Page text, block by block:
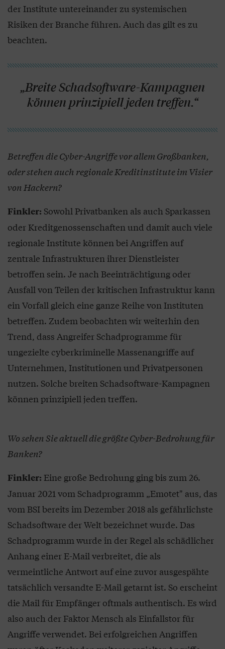
der Institute untereinander zu systemischen
Risiken der Branche führen. Auch das gilt es zu
beachten.
„Breite Schadsoftware-Kampagnen
können prinzipiell jeden treffen.“
Betreffen die Cyber-Angriffe vor allem Großbanken,
oder stehen auch regionale Kreditinstitute im Visier
von Hackern?
Finkler: Sowohl Privatbanken als auch Sparkassen
oder Kreditgenossenschaften und damit auch viele
regionale Institute können bei Angriffen auf
zentrale Infrastrukturen ihrer Dienstleister
betroffen sein. Je nach Beeinträchtigung oder
Ausfall von Teilen der kritischen Infrastruktur kann
ein Vorfall gleich eine ganze Reihe von Instituten
betreffen. Zudem beobachten wir weiterhin den
Trend, dass Angreifer Schadprogramme für
ungezielte cyberkriminelle Massenangriffe auf
Unternehmen, Institutionen und Privatpersonen
nutzen. Solche breiten Schadsoftware-Kampagnen
können prinzipiell jeden treffen.
Wo sehen Sie aktuell die größte Cyber-Bedrohung für
Banken?
Finkler: Eine große Bedrohung ging bis zum 26.
Januar 2021 vom Schadprogramm „Emotet" aus, das
vom BSI bereits im Dezember 2018 als gefährlichste
Schadsoftware der Welt bezeichnet wurde. Das
Schadprogramm wurde in der Regel als schädlicher
Anhang einer E-Mail verbreitet, die als
vermeintliche Antwort auf eine zuvor ausgespähte
tatsächlich versandte E-Mail getarnt ist. So erscheint
die Mail für Empfänger oftmals authentisch. Es wird
also auch der Faktor Mensch als Einfallstor für
Angriffe verwendet. Bei erfolgreichen Angriffen